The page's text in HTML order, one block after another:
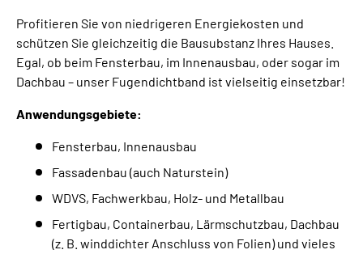
Profitieren Sie von niedrigeren Energiekosten und
schützen Sie gleichzeitig die Bausubstanz Ihres Hauses.
Egal, ob beim Fensterbau, im Innenausbau, oder sogar im
Dachbau – unser Fugendichtband ist vielseitig einsetzbar!
Anwendungsgebiete:
Fensterbau, Innenausbau
Fassadenbau (auch Naturstein)
WDVS, Fachwerkbau, Holz- und Metallbau
Fertigbau, Containerbau, Lärmschutzbau, Dachbau
(z. B. winddichter Anschluss von Folien) und vieles